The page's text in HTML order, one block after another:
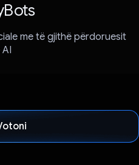
me të gjithë përdoruesit
AI